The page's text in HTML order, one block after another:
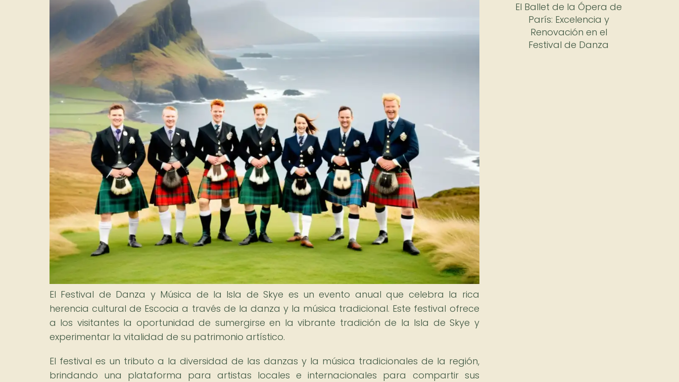
El Festival de Danza y Música de la Isla de Skye es un evento anual que celebra la rica
herencia cultural de Escocia a través de la danza y la música tradicional. Este festival ofrece
a los visitantes la oportunidad de sumergirse en la vibrante tradición de la Isla de Skye y
experimentar la vitalidad de su patrimonio artístico.
El festival es un tributo a la diversidad de las danzas y la música tradicionales de la región,
brindando una plataforma para artistas locales e internacionales para compartir sus
El Ballet de la Ópera de
París: Excelencia y
Renovación en el
Festival de Danza